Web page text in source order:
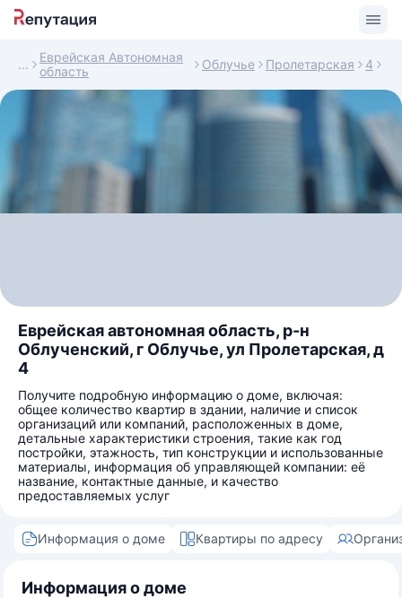
Еврейская Автономная
область
Облучье Пролетарская 4
Еврейская автономная область, р-н
Облученский, г Облучье, ул Пролетарская, д
4
Получите подробную информацию о доме, включая:
общее количество квартир в здании, наличие и список
организаций или компаний, расположенных в доме,
детальные характеристики строения, такие как год
постройки, этажность, тип конструкции и использованные
материалы, информация об управляющей компании: её
название, контактные данные, и качество
предоставляемых услуг
Информация о доме Квартиры по адресу
Информация о доме